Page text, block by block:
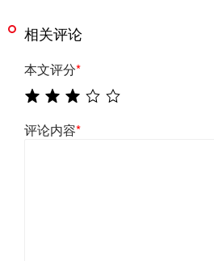
相关评论
本文评分*
评论内容*